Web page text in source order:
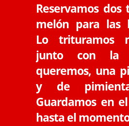
Reservamos dos
melón para las
Lo trituramos
junto con la
queremos, una
y de
Guardamos en
hasta el